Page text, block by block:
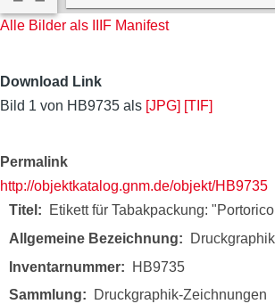
Alle Bilder als IIIF Manifest
Download Link
Bild 1 von HB9735 als [JPG] [TIF]
Permalink
http://objektkatalog.gnm.de/objekt/HB9735
Titel
Etikett für Tabakpackung:
Allgemeine Bezeichnung
Druckgraphik
Inventarnummer
HB9735
Sammlung
Druckgraphik-Zeichnungen